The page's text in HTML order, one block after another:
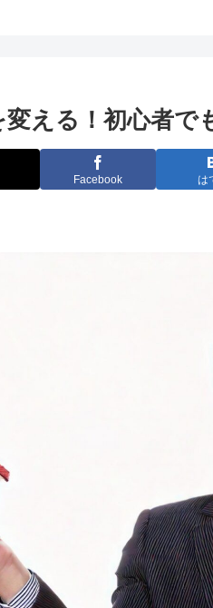
える！初心者で
Facebook は